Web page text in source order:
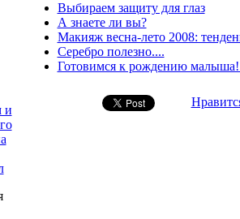
Выбираем защиту для глаз
А знаете ли вы?
Макияж весна-лето 2008:
Серебро полезно....
Готовимся к рождению